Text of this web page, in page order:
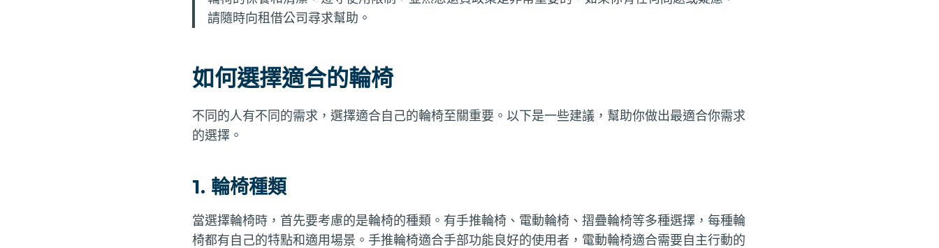
請隨時向租借公司尋求幫助。
如何選擇適合的輪椅
不同的人有不同的需求，選擇適合自己的輪椅至關重要。以下是一些建議，幫助你做出最適合你需求
的選擇。
1. 輪椅種類
當選擇輪椅時，首先要考慮的是輪椅的種類。有手推輪椅、電動輪椅、摺疊輪椅等多種選擇，每種輪
椅都有自己的特點和適用場景。手推輪椅適合手部功能良好的使用者，電動輪椅適合需要自主行動的